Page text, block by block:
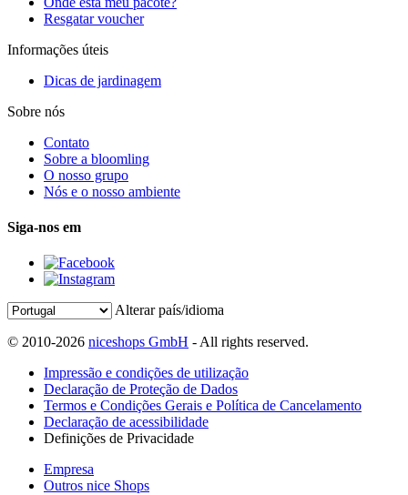
Resgatar voucher
Informações úteis
Dicas de jardinagem
Sobre nós
Contato
Sobre a bloomling
O nosso grupo
Nós e o nosso ambiente
Siga-nos em
Alterar país/idioma
© 2010-2026 niceshops GmbH - All rights reserved.
Impressão e condições de utilização
Declaração de Proteção de Dados
Termos e Condições Gerais e Política de Cancelamento
Declaração de acessibilidade
Definições de Privacidade
Empresa
Outros nice Shops